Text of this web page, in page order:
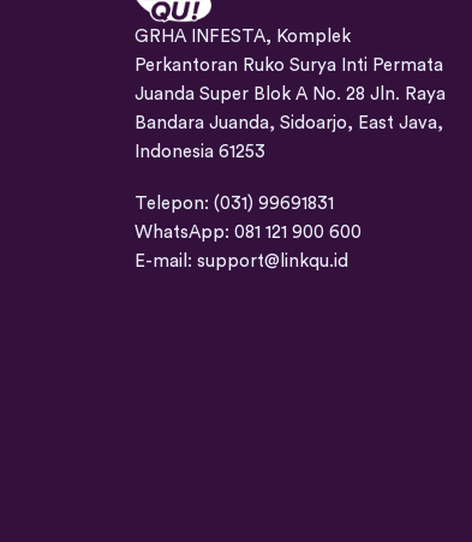
GRHA INFESTA, Komplek
Perkantoran Ruko Surya Inti Permata
Juanda Super Blok A No. 28 Jln. Raya
Bandara Juanda, Sidoarjo, East Java,
Indonesia 61253
Telepon: (031) 99691831
WhatsApp: 081 121 900 600
E-mail: support@linkqu.id